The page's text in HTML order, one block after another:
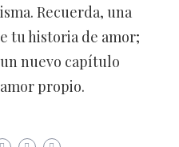
Recuerda, una
tu historia de amor;
nuevo capítulo
propio.